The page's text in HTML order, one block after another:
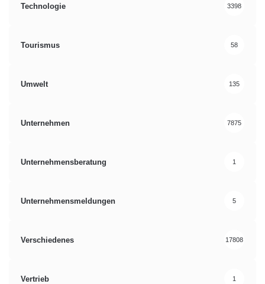
Technologie 3398
Tourismus 58
Umwelt 135
Unternehmen 7875
Unternehmensberatung 1
Unternehmensmeldungen 5
Verschiedenes 17808
Vertrieb 1